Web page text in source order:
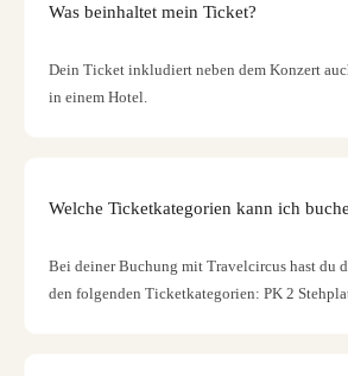
Was beinhaltet mein Ticket?
Dein Ticket inkludiert neben dem Konzert
in einem Hotel.
Welche Ticketkategorien kann ich
Bei deiner Buchung mit Travelcircus hast du
den folgenden Ticketkategorien: PK 2